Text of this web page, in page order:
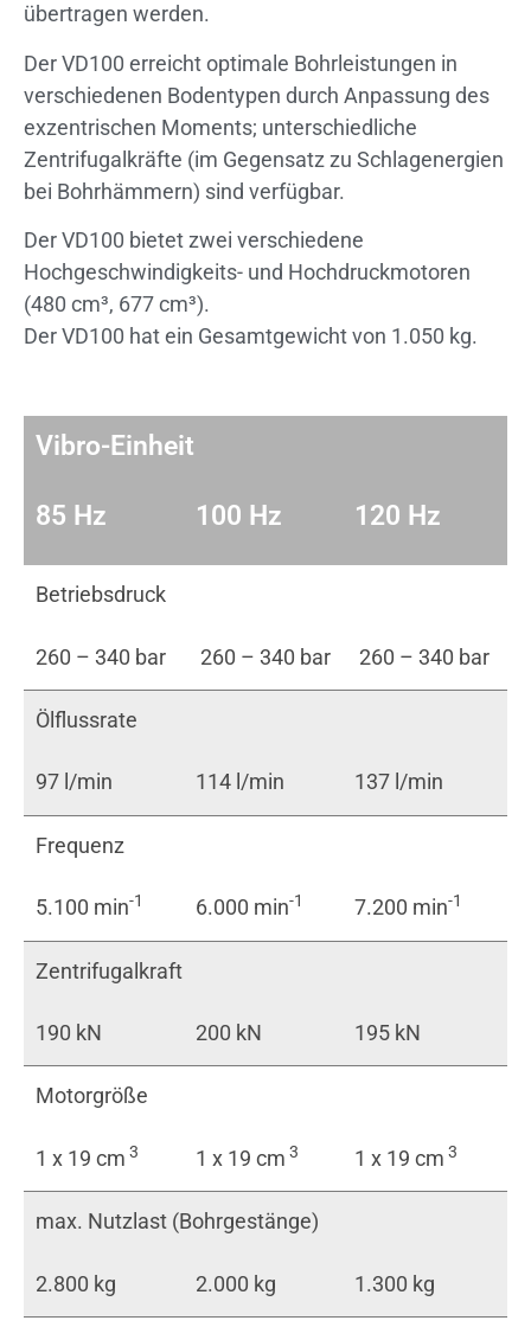
übertragen werden.
Der VD100 erreicht optimale Bohrleistungen in
verschiedenen Bodentypen durch Anpassung des
exzentrischen Moments; unterschiedliche
Zentrifugalkräfte (im Gegensatz zu Schlagenergien
bei Bohrhämmern) sind verfügbar.
Der VD100 bietet zwei verschiedene
Hochgeschwindigkeits- und Hochdruckmotoren
(480 cm³, 677 cm³).
Der VD100 hat ein Gesamtgewicht von 1.050 kg.
Vibro-Einheit
85 Hz 100 Hz 120 Hz
Betriebsdruck
260 – 340 bar 260 – 340 bar 260 – 340 bar
Ölflussrate
97 l/min 114 l/min 137 l/min
Frequenz
5.100 min-1 6.000 min-1 7.200 min-1
Zentrifugalkraft
190 kN 200 kN 195 kN
Motorgröße
1 x 19 cm 3 1 x 19 cm 3 1 x 19 cm 3
max. Nutzlast (Bohrgestänge)
2.800 kg 2.000 kg 1.300 kg